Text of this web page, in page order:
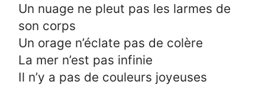
Un nuage ne pleut pas les larmes de
son corps
Un orage n’éclate pas de colère
La mer n’est pas infinie
Il n’y a pas de couleurs joyeuses